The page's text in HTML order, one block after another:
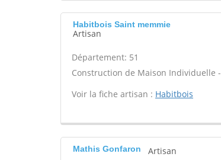
Habitbois Saint memmie
Artisan
Département: 51
Construction de Maison Individuelle -
Voir la fiche artisan : Habitbois
Mathis Gonfaron Artisan